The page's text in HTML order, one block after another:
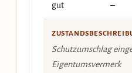
gut –
Schutzumschlag
Eigentumsvermerk